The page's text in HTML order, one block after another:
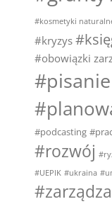
#kosmetyki
#kryzys
#obowiązki
#podcasting
#rozwój
#UEPIK #ukraina